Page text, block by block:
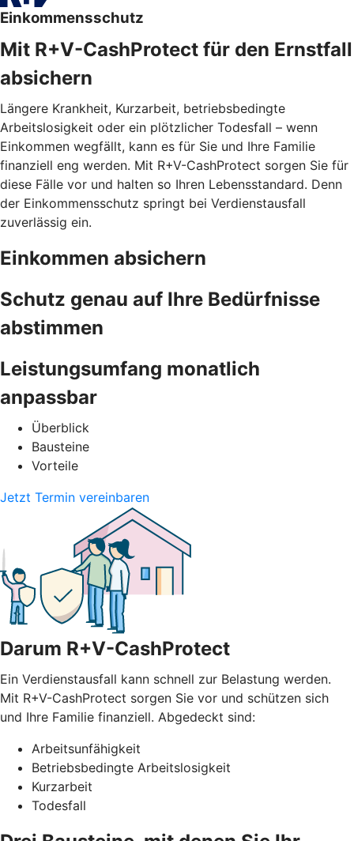
Einkommensschutz
Mit R+V-CashProtect für den Ernstfall
absichern
Längere Krankheit, Kurzarbeit, betriebsbedingte
Arbeitslosigkeit oder ein plötzlicher Todesfall – wenn
Einkommen wegfällt, kann es für Sie und Ihre Familie
finanziell eng werden. Mit R+V-CashProtect sorgen Sie für
diese Fälle vor und halten so Ihren Lebensstandard. Denn
der Einkommensschutz springt bei Verdienstausfall
zuverlässig ein.
Einkommen absichern
Schutz genau auf Ihre Bedürfnisse
abstimmen
Leistungsumfang monatlich
anpassbar
Überblick
Bausteine
Vorteile
Jetzt Termin vereinbaren
Darum R+V-CashProtect
Ein Verdienstausfall kann schnell zur Belastung werden.
Mit R+V-CashProtect sorgen Sie vor und schützen sich
und Ihre Familie finanziell. Abgedeckt sind:
Arbeitsunfähigkeit
Betriebsbedingte Arbeitslosigkeit
Kurzarbeit
Todesfall